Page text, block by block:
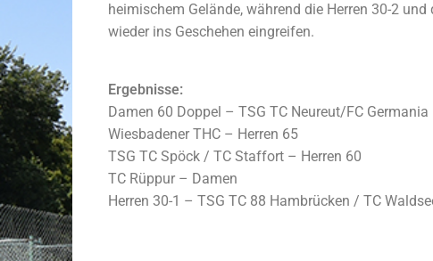
heimischem Gelände, während die Herren 30-2
wieder ins Geschehen eingreifen.
Ergebnisse:
Damen 60 Doppel – TSG TC Neureut/FC Germania
Wiesbadener THC – Herren 65
TSG TC Spöck / TC Staffort – Herren 60
TC Rüppur – Damen
Herren 30-1 – TSG TC 88 Hambrücken / TC